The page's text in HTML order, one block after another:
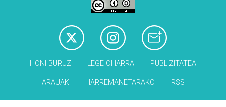
HONI BURUZ LEGE OHARRA PUBLIZITATEA
ARAUAK HARREMANETARAKO RSS